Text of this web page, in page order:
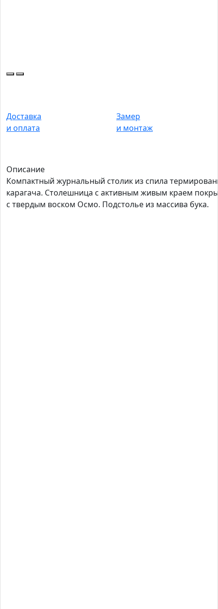
Доставка
и оплата
Замер
и монтаж
Описание
Компактный журнальный столик из спила
карагача. Столешница с активным живым краем
с твердым воском Осмо. Подстолье из массива бука.